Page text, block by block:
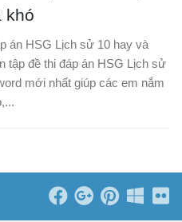
khó
án HSG Lịch sử 10 hay và
tập đề thi đáp án HSG Lịch sử
mới nhất giúp các em nắm